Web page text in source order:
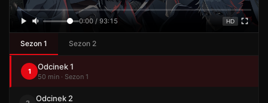
0:00 / 93:15 HD
Sezon 1 Sezon 2
1 Odcinek 1
50 min · Sezon 1
Odcinek 2